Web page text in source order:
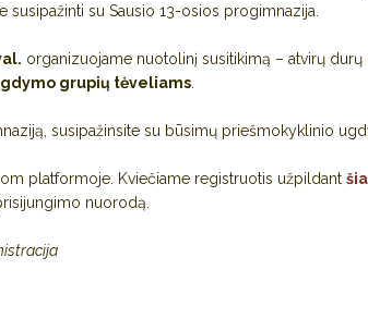
susipažinti su Sausio 13-osios progimnazija.
organizuojame nuotolinį susitikimą – atvirų
grupių tėveliams.
susipažinsite su būsimų priešmokyklinio
platformoje. Kviečiame registruotis užpildant
nuorodą.